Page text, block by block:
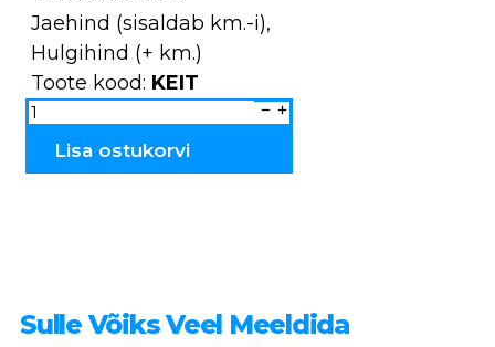
Jaehind (sisaldab km.-i),
Hulgihind (+ km.)
Toote kood: KEIT
Kelluke
jõuluvana
KEIT
Lisa ostukorvi
Sulle Võiks Veel Meeldida